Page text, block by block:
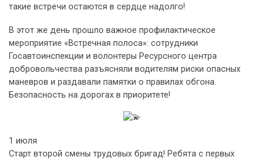
такие встречи остаются в сердце надолго!
В этот же день прошло важное профилактическое
мероприятие «Встречная полоса»: сотрудники
Госавтоинспекции и волонтеры Ресурсного центра
добровольчества разъясняли водителям риски опасных
маневров и раздавали памятки о правилах обгона.
Безопасность на дорогах в приоритете!
1 июля
Старт второй смены трудовых бригад! Ребята с первых